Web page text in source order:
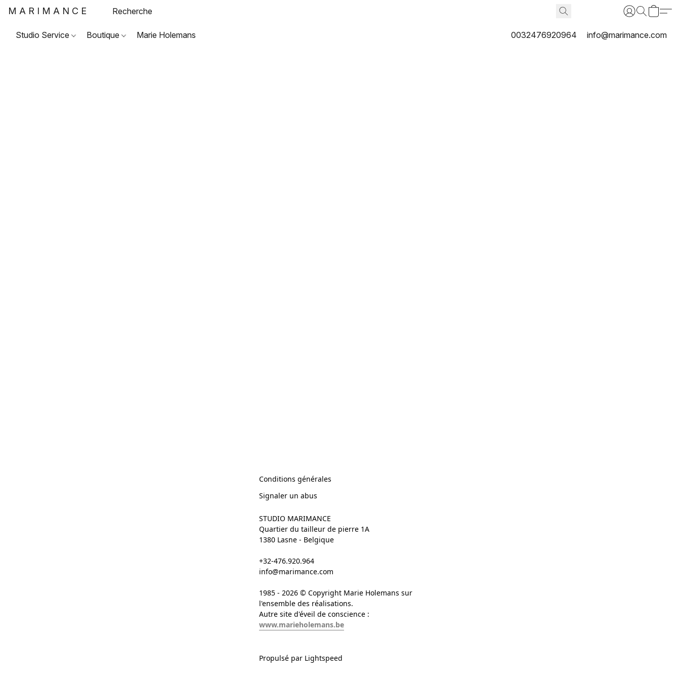
MARIMANCE
Studio Service Boutique Marie Holemans 0032476920964 info@marimance.com
Conditions générales
Signaler un abus
STUDIO MARIMANCE
Quartier du tailleur de pierre 1A
1380 Lasne - Belgique
+32-476.920.964
info@marimance.com
1985 - 2026 © Copyright Marie Holemans sur
l'ensemble des réalisations.
Autre site d'éveil de conscience :
www.marieholemans.be
Propulsé par Lightspeed